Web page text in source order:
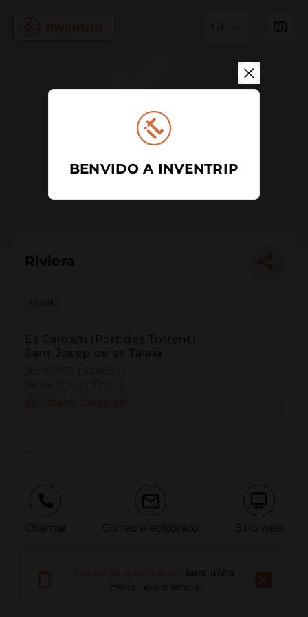
GL
Riviera
Hotel
Es Caló,s/n (Port des Torrent)
Sant Josep de sa Talaia
Chamar Correo electrónico Sitio web
Informar dun problema
para unha
mellor experiencia
BENVIDO A INVENTRIP